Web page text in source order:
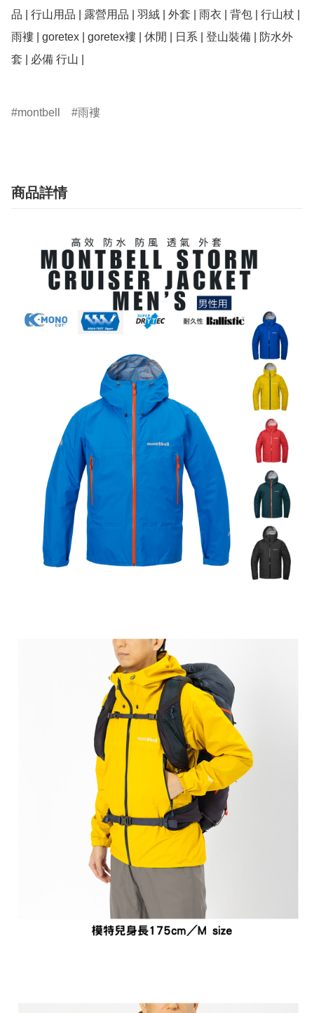
品 | 行山用品 | 露營用品 | 羽絨 | 外套 | 雨衣 | 背包 | 行山杖 |
雨褸 | goretex | goretex褸 | 休閒 | 日系 | 登山裝備 | 防水外
套 | 必備 行山 |
montbell 雨褸
商品詳情